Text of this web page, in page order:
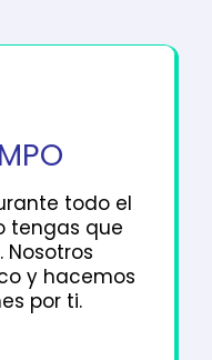
todo el
tengas que
y hacemos
por ti.